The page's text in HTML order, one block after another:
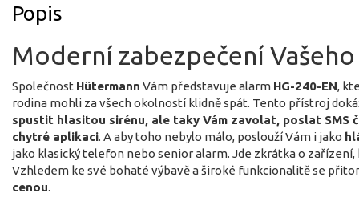
Popis
Moderní zabezpečení
Společnost Hütermann Vám představuje alarm HG-240-EN,
rodina mohli za všech okolností klidně spát. Tento přístroj
spustit hlasitou sirénu, ale taky Vám zavolat, poslat SMS
chytré aplikaci. A aby toho nebylo málo, poslouží Vám i jako
jako klasický telefon nebo senior alarm. Jde zkrátka o
Vzhledem ke své bohaté výbavě a široké funkcionalitě se
cenou.